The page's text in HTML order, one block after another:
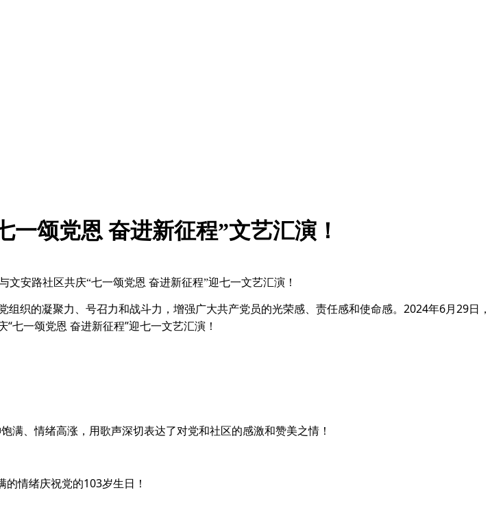
颂党恩 奋进新征程”文艺汇演！
安路社区共庆“七一颂党恩 奋进新征程”迎七一文艺汇演！
的凝聚力、号召力和战斗力，增强广大共产党员的光荣感、责任感和使命感。2024年6月29日，
七一颂党恩 奋进新征程”迎七一文艺汇演！
、情绪高涨，用歌声深切表达了对党和社区的感激和赞美之情！
情绪庆祝党的103岁生日！